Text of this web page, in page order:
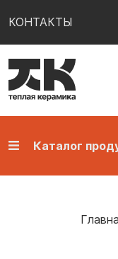
КОНТАКТЫ
Каталог